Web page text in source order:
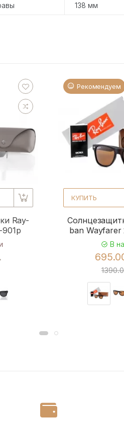
138 мм
Ray-
Рекомендуем
КУПИТЬ
ban Wayfarer
В